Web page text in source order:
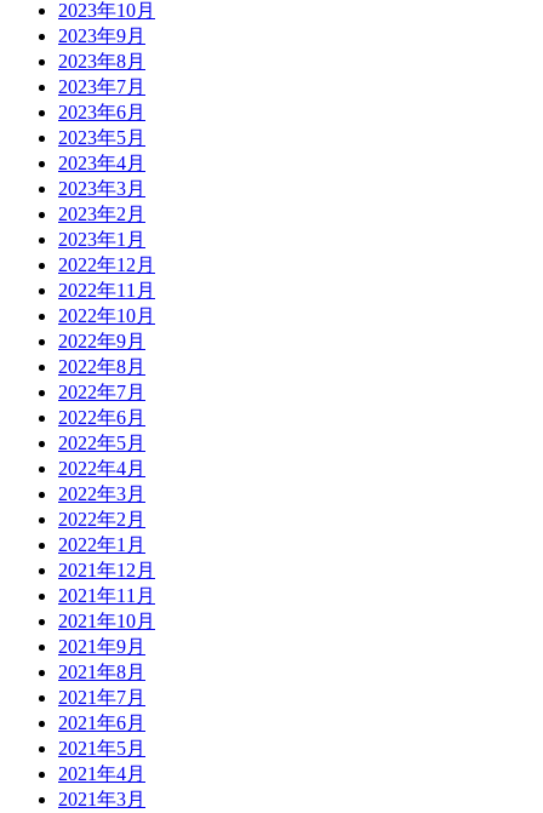
2023年10月
2023年9月
2023年8月
2023年7月
2023年6月
2023年5月
2023年4月
2023年3月
2023年2月
2023年1月
2022年12月
2022年11月
2022年10月
2022年9月
2022年8月
2022年7月
2022年6月
2022年5月
2022年4月
2022年3月
2022年2月
2022年1月
2021年12月
2021年11月
2021年10月
2021年9月
2021年8月
2021年7月
2021年6月
2021年5月
2021年4月
2021年3月